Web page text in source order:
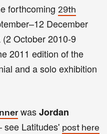
forthcoming 29th
December
(2 October 2010-9
2011 edition of the
and a solo exhibition
wasJordan
see Latitudes' post here